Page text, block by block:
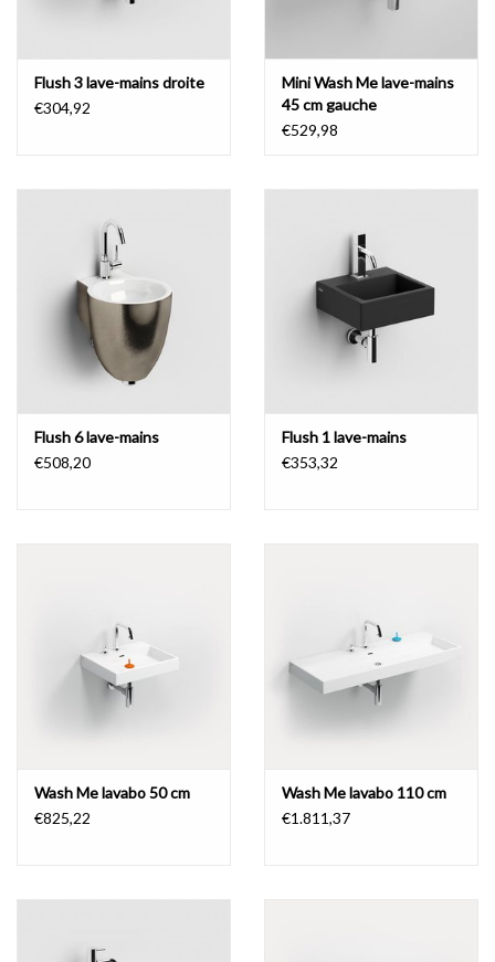
Flush 3 lave-mains droite
€304,92
Mini Wash Me lave-mains
45 cm gauche
€529,98
Flush 6 lave-mains
€508,20
Flush 1 lave-mains
€353,32
Wash Me lavabo 50 cm
€825,22
Wash Me lavabo 110 cm
€1.811,37